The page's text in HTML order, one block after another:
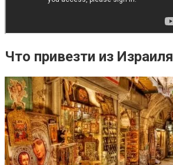
Что привезти из Израиля